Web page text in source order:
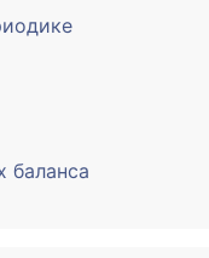
баланса